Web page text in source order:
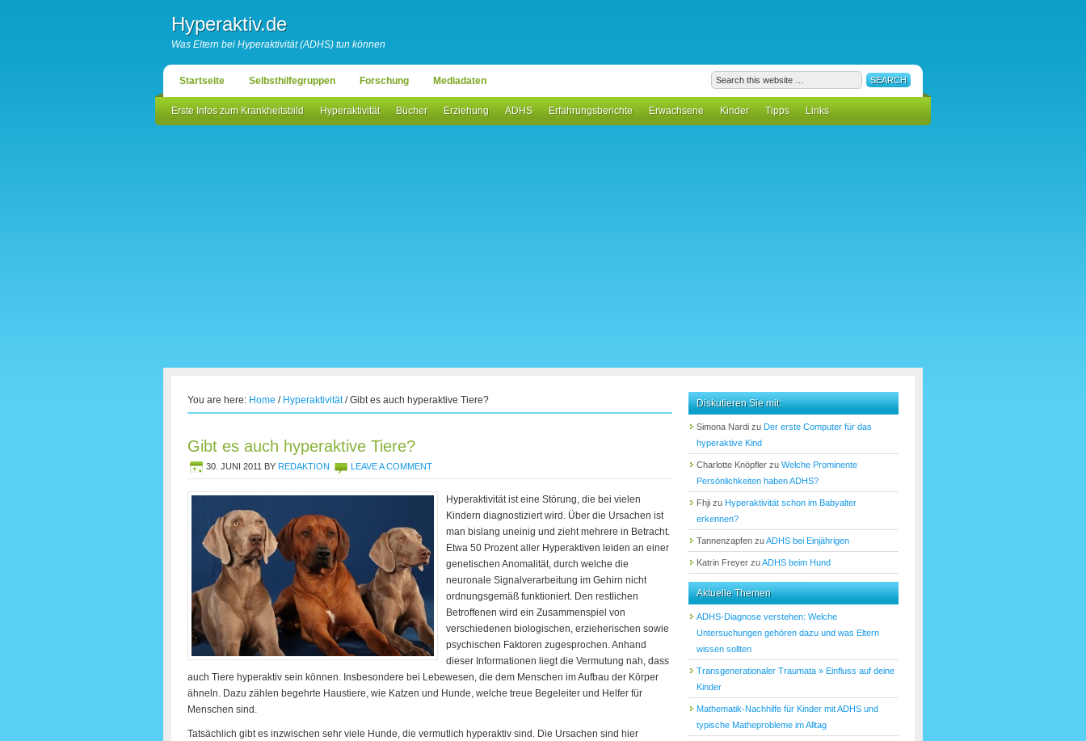
Hyperaktiv.de
Was Eltern bei Hyperaktivität (ADHS) tun können
Startseite Selbsthilfegruppen Forschung Mediadaten
Erste Infos zum Krankheitsbild Hyperaktivität Bücher Erziehung ADHS Erfahrungsberichte Erwachsene Kinder Tipps Links
You are here: Home / Hyperaktivität /Gibt es auch hyperaktive Tiere?
Gibt es auch hyperaktive Tiere?
30. JUNI 2011 BY REDAKTION LEAVE A COMMENT
Hyperaktivität ist eine Störung, die bei vielen
Kindern diagnostiziert wird. Über die Ursachen ist
man bislang uneinig und zieht mehrere in Betracht.
Etwa 50 Prozent aller Hyperaktiven leiden an einer
genetischen Anomalität, durch welche die
neuronale Signalverarbeitung im Gehirn nicht
ordnungsgemäß funktioniert. Den restlichen
Betroffenen wird ein Zusammenspiel von
verschiedenen biologischen, erzieherischen sowie
psychischen Faktoren zugesprochen. Anhand
dieser Informationen liegt die Vermutung nah, dass
auch Tiere hyperaktiv sein können. Insbesondere bei Lebewesen, die dem Menschen im Aufbau der Körper
ähneln. Dazu zählen begehrte Haustiere, wie Katzen und Hunde, welche treue Begeleiter und Helfer für
Menschen sind.
Tatsächlich gibt es inzwischen sehr viele Hunde, die vermutlich hyperaktiv sind. Die Ursachen sind hier
Diskutieren Sie mit:
Simona Nardi zu Der erste Computer für das
hyperaktive Kind
Charlotte Knöpfler zu Welche Prominente
Persönlichkeiten haben ADHS?
Fhji zu Hyperaktivität schon im Babyalter
erkennen?
Tannenzapfen zuADHS bei Einjährigen
Katrin Freyer zuADHS beim Hund
Aktuelle Themen
ADHS-Diagnose verstehen: Welche
Untersuchungen gehören dazu und was Eltern
wissen sollten
Transgenerationaler Traumata » Einfluss auf deine
Kinder
Mathematik-Nachhilfe für Kinder mit ADHS und
typische Matheprobleme im Alltag